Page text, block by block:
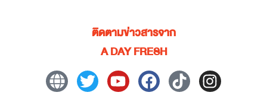
ติดตามข่าวสารจาก
A DAY FRESH